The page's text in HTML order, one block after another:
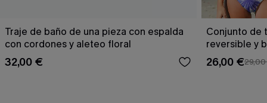
Traje de baño de una pieza con espalda
con cordones y aleteo floral
32,00 €
Conjunto de
reversible y
Escaping
26,00 €